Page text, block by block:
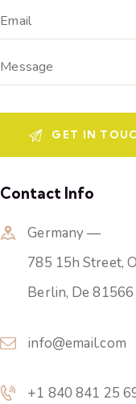
Contact Info
Germany —
785 15h Street,
Berlin, De 81566
info@email.com
+1 840 841 25